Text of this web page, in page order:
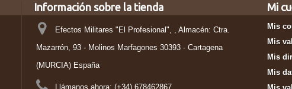
Información sobre la tienda
Efectos Militares "El Profesional", , Almacén: Ctra.
Mazarrón, 93 - Molinos Marfagones 30393 - Cartagena
(MURCIA) España
Llámanos ahora: (+34) 678462867
Mi
Mis
Mis
Mis
Mis